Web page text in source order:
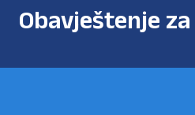
Obavještenje